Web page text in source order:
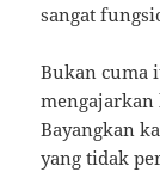
sangat
Bukan cuma
Bayangkan
yang tidak